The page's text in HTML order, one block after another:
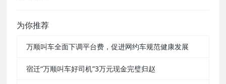
为你推荐
万顺叫车全面下调平台费，促进网约车规范健康发展
宿迁“万顺叫车好司机”3万元现金完璧归赵